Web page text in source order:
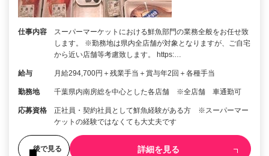
仕事内容
スーパーマーケットにおける鮮魚部門の業務全般をお任せ致
します。 ※勤務地は県内全店舗が対象となりますが、ご自宅
から近い店舗等考慮致します。 https:…
給与 月給294,700円＋残業手当＋賞与年2回＋各種手当
勤務地 千葉県内南房総を中心とした各店舗 ※全店舗 車通勤可
応募資格
正社員・契約社員として鮮魚経験がある方 ※スーパーマー
ケットの経験ではなくても大丈夫です
後で見る 詳細を見る